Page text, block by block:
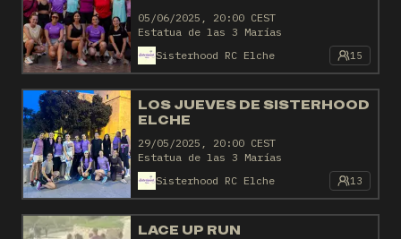
05/06/2025, 20:00 CEST
Estatua de las 3 Marías
Sisterhood RC Elche
15
LOS JUEVES DE SISTERHOOD
ELCHE
29/05/2025, 20:00 CEST
Estatua de las 3 Marías
Sisterhood RC Elche
13
LACE UP RUN